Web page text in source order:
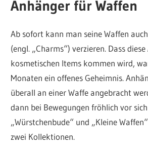
Anhänger für Waffen
Ab sofort kann man seine Waffen
(engl. „Charms“) verzieren. Dass
kosmetischen Items kommen wird,
Monaten ein offenes Geheimnis.
überall an einer Waffe angebracht
dann bei Bewegungen fröhlich vor
„Würstchenbude“ und „Kleine
zwei Kollektionen.